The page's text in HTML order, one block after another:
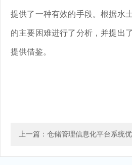
提供了一种有效的手段。根据水
的主要困难进行了分析，并提出
提供借鉴。
上一篇：仓储管理信息化平台系统